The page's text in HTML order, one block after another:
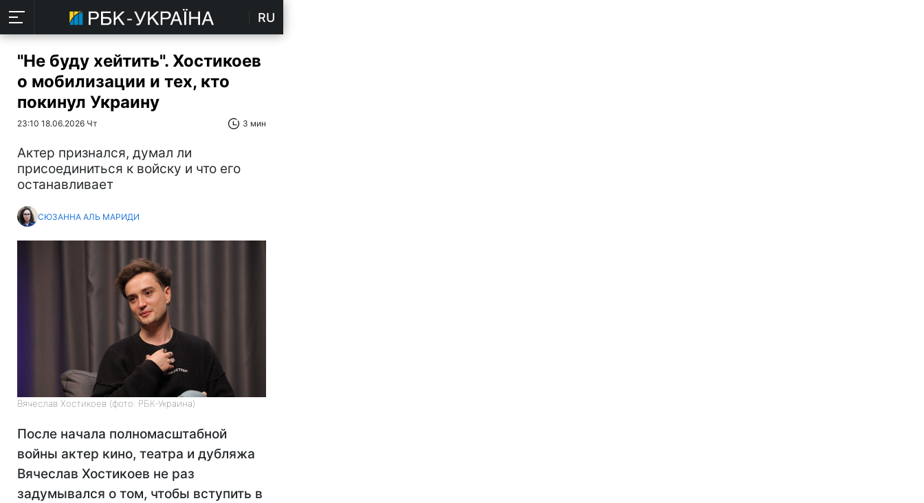
RU
"Не буду хейтить". Хостикоев
о мобилизации и тех, кто
покинул Украину
23:10 18.06.2026 Чт 3 мин
Актер признался, думал ли
присоединиться к войску и что его
останавливает
СЮЗАННА АЛЬ МАРИДИ
Вячеслав Хостикоев (фото: РБК-Украина)
После начала полномасштабной
войны актер кино, театра и дубляжа
Вячеслав Хостикоев не раз
задумывался о том, чтобы вступить в